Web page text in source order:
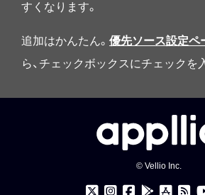
すくなります。
追加はかんたん。 優先ソース設定ペ
ら、チェックボックスにチェックを
© Vellio Inc.